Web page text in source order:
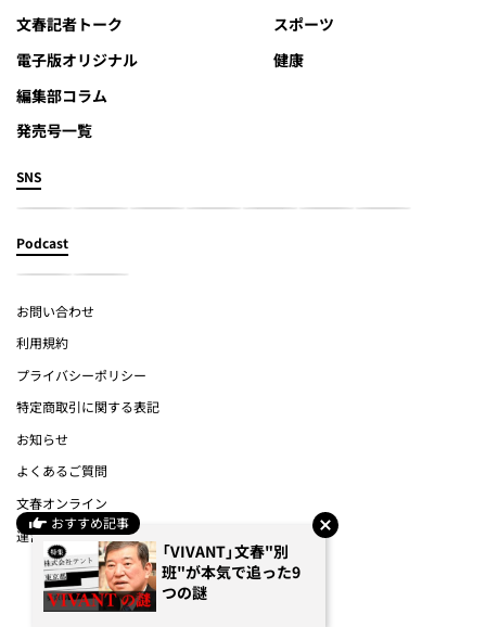
おすすめ記事
「VIVANT」文春"別
班"が本気で追った9
つの謎
文春記者トーク
電子版オリジナル
編集部コラム
発売号一覧
スポーツ
健康
SNS
Podcast
お問い合わせ
利用規約
プライバシーポリシー
特定商取引に関する表記
お知らせ
よくあるご質問
文春オンライン
運営会社
(c) Bungeishunju Ltd.